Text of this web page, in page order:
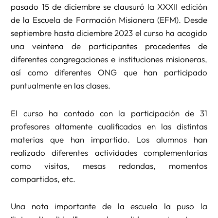
pasado 15 de diciembre se clausuró la XXXII edición
de la Escuela de Formación Misionera (EFM). Desde
septiembre hasta diciembre 2023 el curso ha acogido
una veintena de participantes procedentes de
diferentes congregaciones e instituciones misioneras,
así como diferentes ONG que han participado
puntualmente en las clases.
El curso ha contado con la participación de 31
profesores altamente cualificados en las distintas
materias que han impartido. Los alumnos han
realizado diferentes actividades complementarias
como visitas, mesas redondas, momentos
compartidos, etc.
Una nota importante de la escuela la puso la